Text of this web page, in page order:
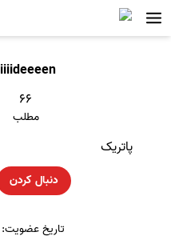
iiiideeeen
۶۶
مطلب
پاتریک
دنبال کردن
تاریخ عضویت: